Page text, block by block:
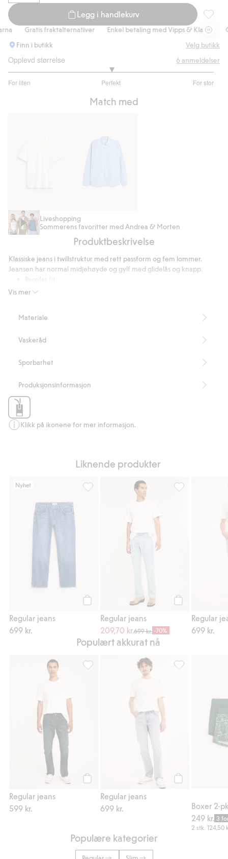
Legg i handlekurv
Gratis fraktalternativer Enkel betaling med Vipps & Klarna
Finn i butikk
Velg butikk
Opplevd størrelse
For liten Perfekt For stor
av
6 anmeldelser
Match med
T-
skjorte
med
passform
Oxfordskjorte
regular
fit
Liveshopping
Sommerens favoritter med Andrea & Morten
Produktbeskrivelse
Vis mer
Klassiske jeans i twillstruktur med rett passform og fem lommer.
Jeansen har normal midjehøyde og gylf med glidelås og knapp.
Femlommersmodell
Innerbenslengde 81 cm i størrelse 33/32
Materiale
Vaskeråd
Sporbarhet
Produksjonsinformasjon
Klikk på ikonene for mer informasjon.
Liknende produkter
Nyhet
Regular jeans
699 kr.
Regular jeans, Legg til i favoriter
Regular jeans
209,70 kr.699 kr. -70%
Regular
699 kr.
Populært akkurat nå
Regular jeans
599 kr.
Regular jeans, Legg til i favoriter
Regular jeans
699 kr.
Boxer 2-
249 kr. 3
2 stk.124,50
Populære kategorier